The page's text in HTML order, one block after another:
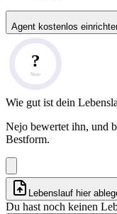
Agent kostenlos
?
Note
Wie gut ist dein
Nejo bewertet ihn, und
Bestform.
Lebenslauf hier
Du hast noch keinen